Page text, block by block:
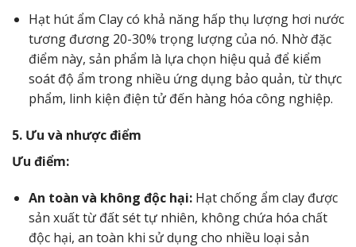
Hạt hút ẩm Clay có khả năng hấp thụ lượng hơi nước
tương đương 20-30% trọng lượng của nó. Nhờ đặc
điểm này, sản phẩm là lựa chọn hiệu quả để kiểm
soát độ ẩm trong nhiều ứng dụng bảo quản, từ thực
phẩm, linh kiện điện tử đến hàng hóa công nghiệp.
5. Ưu và nhược điểm
Ưu điểm:
An toàn và không độc hại:Hạt chống ẩm clay được
sản xuất từ đất sét tự nhiên, không chứa hóa chất
độc hại, an toàn khi sử dụng cho nhiều loại sản